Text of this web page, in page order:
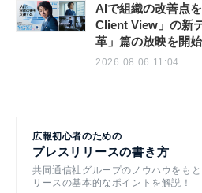
AIで組織の改善点
Client View」の新
革」篇の放映を開始
2026.08.06 11:04
広報初心者のための
プレスリリースの書き方
共同通信社グループのノウハウをも
リースの基本的なポイントを解説！